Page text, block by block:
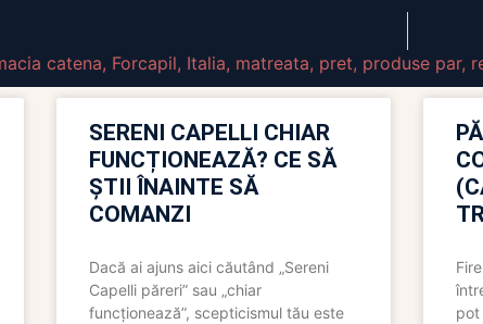
catena, Forcapil, Italia, matreata, pret, produse par,
SERENI CAPELLI CHIAR
FUNCȚIONEAZĂ? CE SĂ
ȘTII ÎNAINTE SĂ
COMANZI
Dacă ai ajuns aici căutând „Sereni
Capelli păreri” sau „chiar
funcționează”, scepticismul tău este
pot